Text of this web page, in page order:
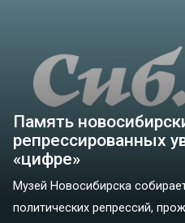
Память
репрессированных
«цифре»
Музей Новосибирска
политических репрессий,